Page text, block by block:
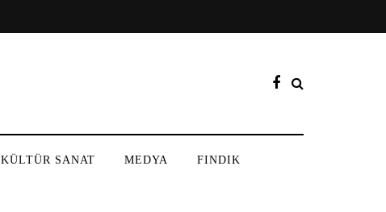
KÜLTÜR SANAT MEDYA FINDIK